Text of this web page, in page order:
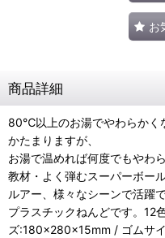
お
商品詳細
80℃以上のお湯でやわらかく
かたまりますが、
お湯で温めれば何度でもやわ
教材・よく弾むスーパーボー
ルアー、様々なシーンで活躍
プラスチックねんどです。
ズ:180×280×15mm / ゴムサ